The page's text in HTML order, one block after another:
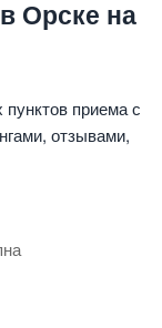
Орске на
приема с
отзывами,